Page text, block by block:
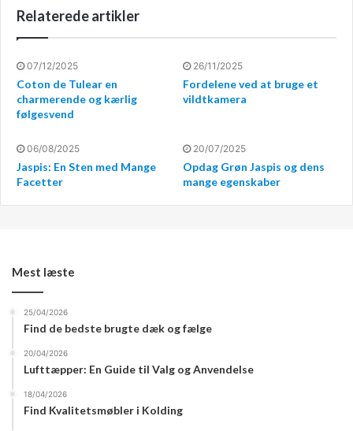
Nem adgang og bekvemmelighed
En anden fordel ved bådlifte og flydedocks er den øgede
bekvemmelighed. Med en
Pro Brobådlift kan du nemt
sætte din båd i vandet eller tage den op igen uden
da du ikke behøver at bekymre dig om tidskrævende
processer for isætning og optagning. Flydedocks giver
Øget sikkerhed
Bådlifte og flydedocks bidrager også til øget sikkerhed.
Ved at holde båden sikkert på en lift eller dock reduceres
risikoen for tyveri eller hærværk, da det er sværere for
uvedkommende at få adgang til båden. Desuden giver de
en mere stabil base, når man går om bord eller af, hvilket
mindsker risikoen for ulykker.
Relaterede artikler
07/12/2025
Coton de Tulear en
charmerende og kærlig
følgesvend
26/11/2025
Fordelene ved at bruge et
vildtkamera
06/08/2025
Jaspis: En Sten med Mange
Facetter
20/07/2025
Opdag Grøn Jaspis og dens
mange egenskaber
Mest læste
25/04/2026
Find de bedste brugte dæk og fælge
20/04/2026
Lufttæpper: En Guide til Valg og Anvendelse
18/04/2026
Find Kvalitetsmøbler i Kolding